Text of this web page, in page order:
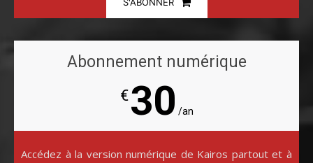
S'ABONNER
Abonnement numérique
€30 /an
Accédez à la version numérique de Kairos partout et à